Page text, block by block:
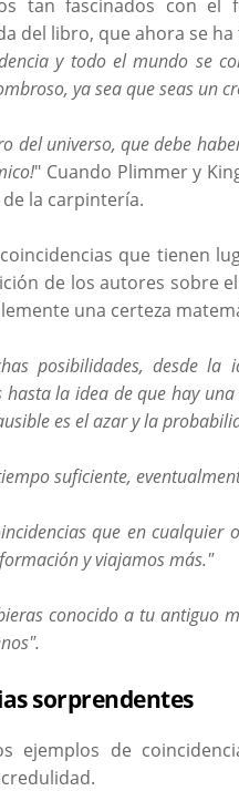
tan fascinados con el
del libro, que ahora se
y todo el mundo se
ya sea que seas un
del universo, que debe
" Cuando Plimmer y
la carpintería.
que tienen
de los autores sobre
una certeza
posibilidades, desde
hasta la idea de que hay
es el azar y la
suficiente,
que en
y viajamos más."
conocido a tu antiguo
sorprendentes
ejemplos de